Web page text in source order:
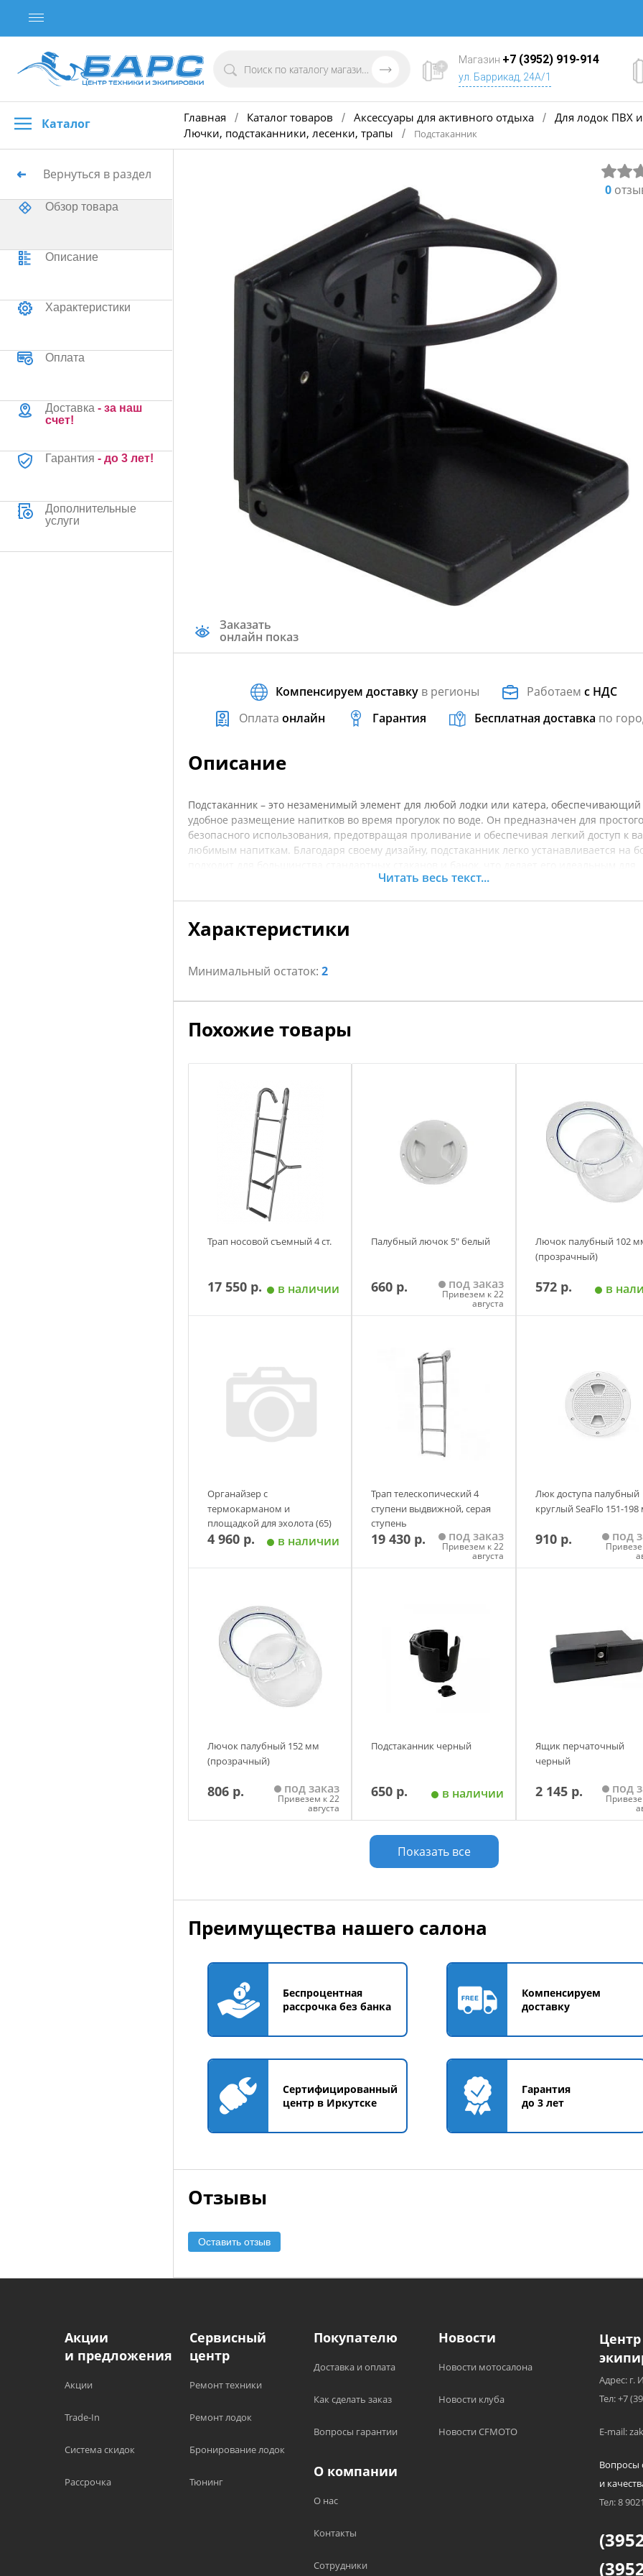
Магазин +7 (3952) 919-914
ул. Баррикад, 24А/1
Каталог Главная / Каталог товаров / Аксессуары для активного отдыха / Для лодок ПВХ
Лючки, подстаканники, лесенки, трапы
/ Подстаканник
Вернуться в раздел
Обзор товара
Описание
Характеристики
Оплата
Доставка - за наш
счет!
Гарантия - до 3 лет!
Дополнительные
услуги
0
Заказать
онлайн показ
Компенсируем доставку в регионы Работаемс НДС
Оплата онлайн Гарантия Бесплатная доставка по
Описание
Подстаканник – это незаменимый элемент для любой лодки или катера, обеспечивающий
удобное размещение напитков во время прогулок по воде. Он предназначен для
безопасного использования, предотвращая проливание и обеспечивая легкий доступ к
любимым напиткам. Благодаря своему дизайну, подстаканник легко устанавливается на
использования в любых условиях. Изготовленный из прочных материалов, этот
вид гармонично вписываются в интерьер вашего судна. Перед покупкой рекомендуется
уточнять характеристики товара.
Читать весь текст...
Характеристики
Минимальный остаток: 2
Похожие товары
Трап носовой съемный 4 ст.
17 550 р. в наличии
Палубный лючок 5" белый
660 р. под заказ
Привезем к 22
августа
Лючок палубный 102
(прозрачный)
572 р. в
Органайзер с
термокарманом и
площадкой для эхолота (65)
(01-65) X-River (Серый)
4 960 р. в наличии
Трап телескопический 4
ступени выдвижной, серая
ступень
19 430 р. под заказ
Привезем к 22
августа
Люк доступа палубный
круглый SeaFlo 151-
910 р. под
Лючок палубный 152 мм
(прозрачный)
806 р. под заказ
Привезем к 22
августа
Подстаканник черный
650 р. в наличии
Добавить в корзину
Ящик перчаточный
черный
2 145 р. под
Показать все
Преимущества нашего салона
Беспроцентная
рассрочка без банка
Компенсируем
доставку
Сертифицированный
центр в Иркутске
Гарантия
до 3 лет
Отзывы
Оставить отзыв
Акции
и предложения
Акции
Trade-In
Система скидок
Рассрочка
Сервисный
центр
Ремонт техники
Ремонт лодок
Бронирование лодок
Тюнинг
Покупателю
Доставка и оплата
Как сделать заказ
Вопросы гарантии
Новости
Новости мотосалона
Новости клуба
Новости CFMOTO
О компании
О нас
Контакты
Сотрудники
Адрес: г.
Тел: +7
E-mail:
Вопросы
и
Тел: 8